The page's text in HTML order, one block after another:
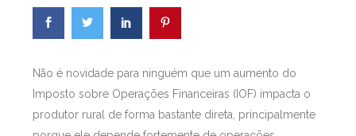
Não é novidade para ninguém que um aumento do
Imposto sobre Operações Financeiras (IOF) impacta o
produtor rural de forma bastante direta, principalmente